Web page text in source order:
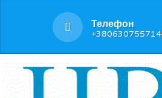
Телефон
+380630755714